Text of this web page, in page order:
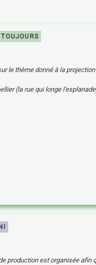
le thème donné à la projection
(la rue qui longe
production est organisée afin